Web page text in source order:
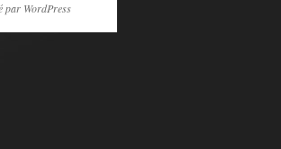
par WordPress